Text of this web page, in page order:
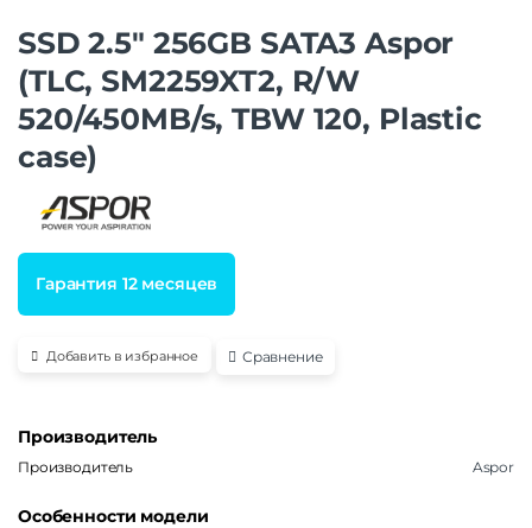
SSD 2.5″ 256GB SATA3 Aspor
(TLC, SM2259XT2, R/W
520/450MB/s, TBW 120, Plastic
case)
Гарантия 12 месяцев
Добавить в избранное Сравнение
Производитель
Производитель Aspor
Особенности модели